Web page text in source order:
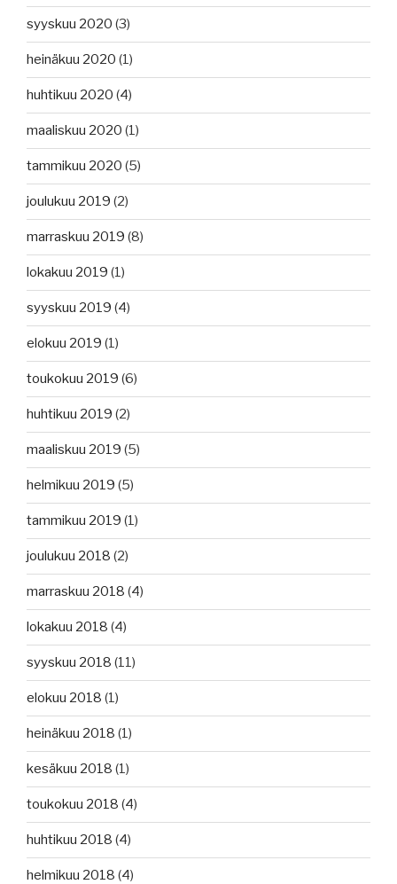
syyskuu 2020 (3)
heinäkuu 2020 (1)
huhtikuu 2020 (4)
maaliskuu 2020 (1)
tammikuu 2020 (5)
joulukuu 2019 (2)
marraskuu 2019 (8)
lokakuu 2019 (1)
syyskuu 2019 (4)
elokuu 2019 (1)
toukokuu 2019 (6)
huhtikuu 2019 (2)
maaliskuu 2019 (5)
helmikuu 2019 (5)
tammikuu 2019 (1)
joulukuu 2018 (2)
marraskuu 2018 (4)
lokakuu 2018 (4)
syyskuu 2018 (11)
elokuu 2018 (1)
heinäkuu 2018 (1)
kesäkuu 2018 (1)
toukokuu 2018 (4)
huhtikuu 2018 (4)
helmikuu 2018 (4)